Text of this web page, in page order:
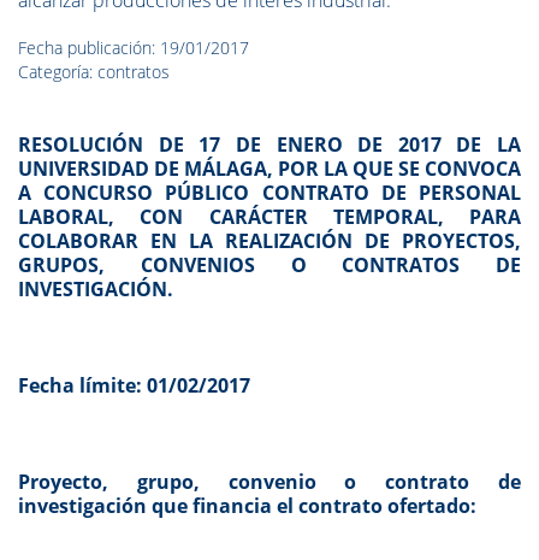
Fecha publicación: 19/01/2017
Categoría: contratos
RESOLUCIÓN DE 17 DE ENERO DE 2017 DE LA
UNIVERSIDAD DE MÁLAGA, POR LA QUE SE CONVOCA
A CONCURSO PÚBLICO CONTRATO DE PERSONAL
LABORAL, CON CARÁCTER TEMPORAL, PARA
COLABORAR EN LA REALIZACIÓN DE PROYECTOS,
GRUPOS, CONVENIOS O CONTRATOS DE
INVESTIGACIÓN.
Fecha límite: 01/02/2017
Proyecto, grupo, convenio o contrato de
investigación que financia el contrato ofertado: